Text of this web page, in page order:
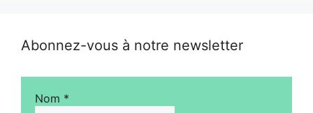
Abonnez-vous à notre newsletter
Nom *